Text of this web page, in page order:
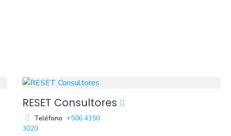
RESET Consultores
Teléfono +506 4150
3020